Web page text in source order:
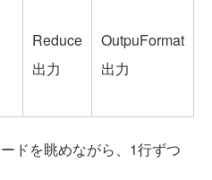
Reduce
出力
OutpuFormat
出力
ドを眺めながら、1行ずつ